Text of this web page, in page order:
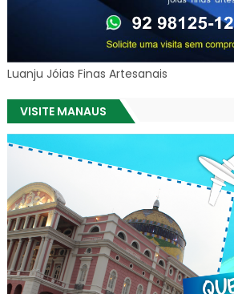
Luanju Jóias Finas Artesanais
VISITE MANAUS